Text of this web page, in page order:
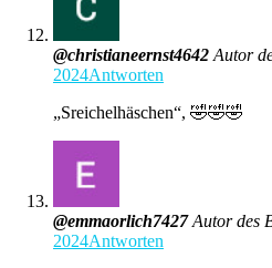
@christianeernst4642 Autor
2024Antworten
„Sreichelhäschen“, 🤣🤣🤣
@emmaorlich7427 Autor des
2024Antworten